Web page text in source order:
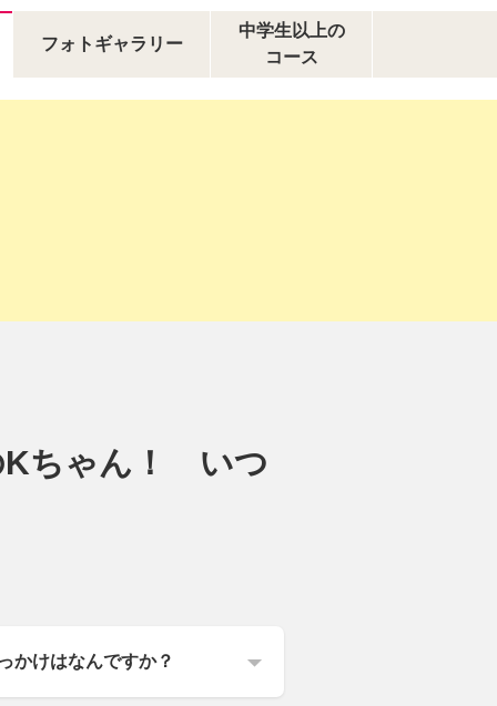
フォトギャラリー
中学生以上の
コース
Kちゃん！ いつ
かけはなんですか？